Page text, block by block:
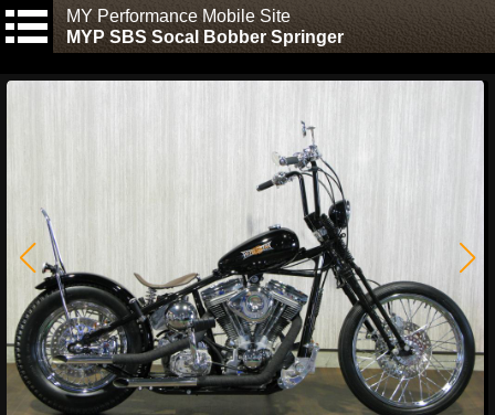
MY Performance Mobile Site
MYP SBS Socal Bobber Springer